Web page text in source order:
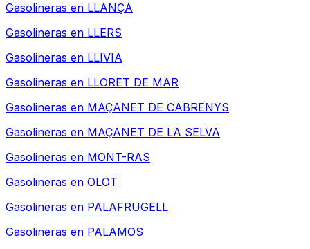
Gasolineras en LLANÇA
Gasolineras en LLERS
Gasolineras en LLIVIA
Gasolineras en LLORET DE MAR
Gasolineras en MAÇANET DE CABRENYS
Gasolineras en MAÇANET DE LA SELVA
Gasolineras en MONT-RAS
Gasolineras en OLOT
Gasolineras en PALAFRUGELL
Gasolineras en PALAMOS